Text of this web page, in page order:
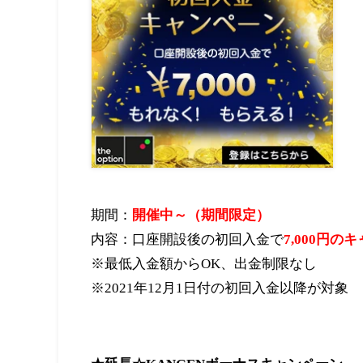
期間： 開催中～（期間限定）
内容：口座開設後の初回入金で7,000円のキ
※最低入金額からOK、出金制限なし
※2021年12月1日付の初回入金以降が対象